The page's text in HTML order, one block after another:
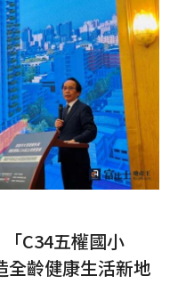
C34五權國小
全齡健康生活新地